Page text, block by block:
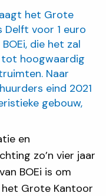
het Grote
voor 1 euro
die het zal
hoogwaardig
Naar
eind 2021
gebouw,
en
zo’n vier jaar
BOEi is om
het Grote Kantoor